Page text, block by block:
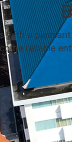
with a
reliable